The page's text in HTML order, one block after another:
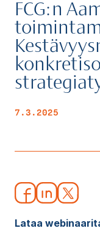
FCG:n
7.3.2025
Lataa